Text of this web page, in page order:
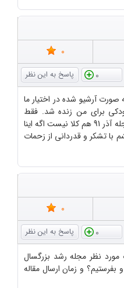
0
0
صورت آرشیو شده در اختیار ما
برای من زنده شد. فقط
مجله آّبان 91 نمیشه دانلود کرد و مجله آذر 91 هم کلا نیست اگه اینا
با تشکر و قدردانی از زحمات
0
0
مورد نظر مجله رشد بزرگسال
بفرستیم؟ و زمان ارسال مقاله